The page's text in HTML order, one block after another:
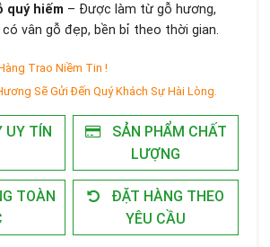
quý hiếm – Được làm từ gỗ hương,
vân gỗ đẹp, bền bỉ theo thời gian.
Trao Niềm Tin !
Sẽ Gửi Đến Quý Khách Sự Hài Lòng.
UY TÍN
SẢN PHẨM CHẤT
LƯỢNG
TOÀN
ĐẶT HÀNG THEO
YÊU CẦU